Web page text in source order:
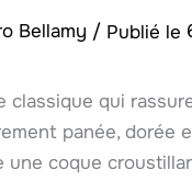
Bellamy /
qui
panée, dorée
coque